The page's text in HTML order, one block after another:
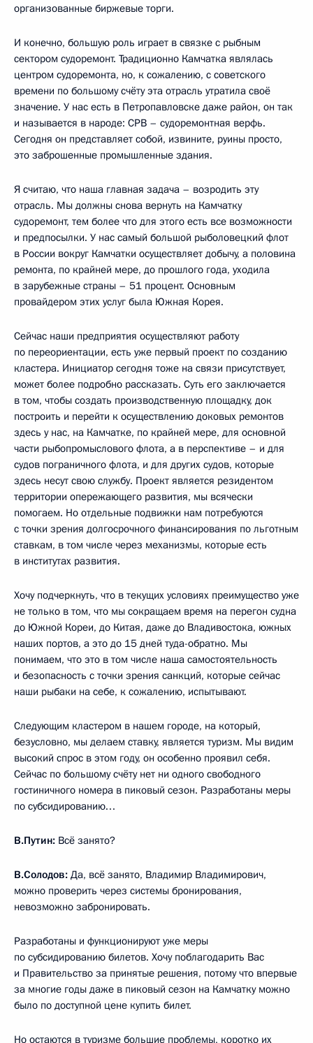
организованные биржевые торги.
И конечно, большую роль играет в связке с рыбным
сектором судоремонт. Традиционно Камчатка являлась
центром судоремонта, но, к сожалению, с советского
времени по большому счёту эта отрасль утратила своё
значение. У нас есть в Петропавловске даже район, он так
и называется в народе: СРВ – судоремонтная верфь.
Сегодня он представляет собой, извините, руины просто,
это заброшенные промышленные здания.
Я считаю, что наша главная задача – возродить эту
отрасль. Мы должны снова вернуть на Камчатку
судоремонт, тем более что для этого есть все возможности
и предпосылки. У нас самый большой рыболовецкий флот
в России вокруг Камчатки осуществляет добычу, а половина
ремонта, по крайней мере, до прошлого года, уходила
в зарубежные страны – 51 процент. Основным
провайдером этих услуг была Южная Корея.
Сейчас наши предприятия осуществляют работу
по переориентации, есть уже первый проект по созданию
кластера. Инициатор сегодня тоже на связи присутствует,
может более подробно рассказать. Суть его заключается
в том, чтобы создать производственную площадку, док
построить и перейти к осуществлению доковых ремонтов
здесь у нас, на Камчатке, по крайней мере, для основной
части рыбопромыслового флота, а в перспективе – и для
судов пограничного флота, и для других судов, которые
здесь несут свою службу. Проект является резидентом
территории опережающего развития, мы всячески
помогаем. Но отдельные подвижки нам потребуются
с точки зрения долгосрочного финансирования по льготным
ставкам, в том числе через механизмы, которые есть
в институтах развития.
Хочу подчеркнуть, что в текущих условиях преимущество уже
не только в том, что мы сокращаем время на перегон судна
до Южной Кореи, до Китая, даже до Владивостока, южных
наших портов, а это до 15 дней туда-обратно. Мы
понимаем, что это в том числе наша самостоятельность
и безопасность с точки зрения санкций, которые сейчас
наши рыбаки на себе, к сожалению, испытывают.
Следующим кластером в нашем городе, на который,
безусловно, мы делаем ставку, является туризм. Мы видим
высокий спрос в этом году, он особенно проявил себя.
Сейчас по большому счёту нет ни одного свободного
гостиничного номера в пиковый сезон. Разработаны меры
по субсидированию…
В.Путин: Всё занято?
В.Солодов: Да, всё занято, Владимир Владимирович,
можно проверить через системы бронирования,
невозможно забронировать.
Разработаны и функционируют уже меры
по субсидированию билетов. Хочу поблагодарить Вас
и Правительство за принятые решения, потому что впервые
за многие годы даже в пиковый сезон на Камчатку можно
было по доступной цене купить билет.
Но остаются в туризме большие проблемы, коротко их